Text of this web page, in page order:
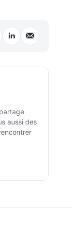
aussi des